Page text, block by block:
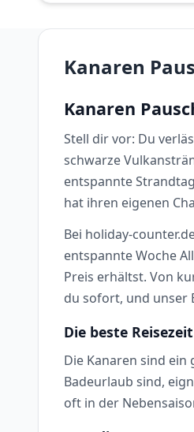
Kanaren
Kanaren
Stell dir vor: Du
schwarze
entspannte
hat ihren eigenen
Bei holiday-
entspannte Woche
Preis erhältst. Von
du sofort, und unser
Die beste
Die Kanaren sind ein
Badeurlaub sind,
oft in der